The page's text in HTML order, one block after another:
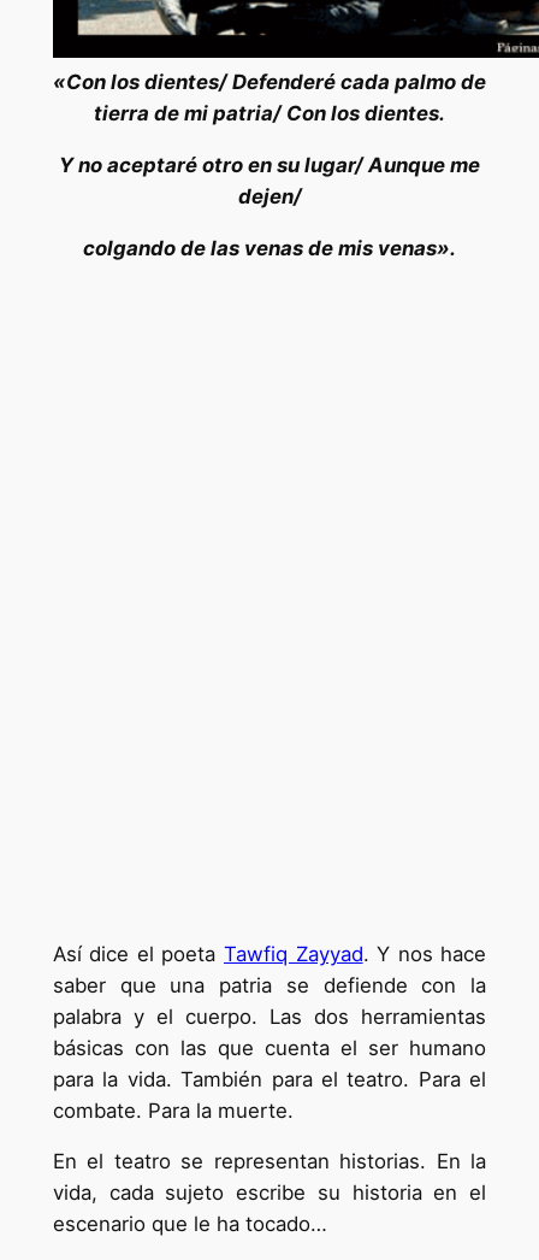
«Con los dientes/ Defenderé cada palmo de
tierra de mi patria/ Con los dientes.
Y no aceptaré otro en su lugar/ Aunque me
dejen/
colgando de las venas de mis venas».
Así dice el poeta Tawfiq Zayyad. Y nos hace
saber que una patria se defiende con la
palabra y el cuerpo. Las dos herramientas
básicas con las que cuenta el ser humano
para la vida. También para el teatro. Para el
combate. Para la muerte.
En el teatro se representan historias. En la
vida, cada sujeto escribe su historia en el
escenario que le ha tocado…